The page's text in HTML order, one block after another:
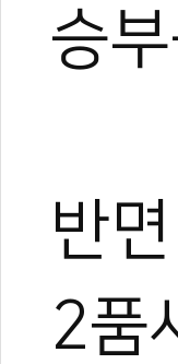
승
반
2품